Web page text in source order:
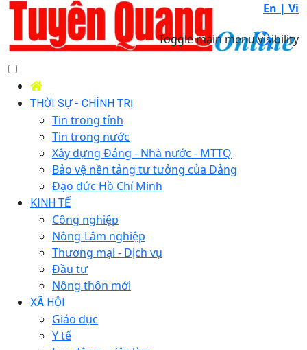
En | Vi
Toggle main menu visibility
THỜI SỰ - CHÍNH TRỊ
Tin trong tỉnh
Tin trong nước
Xây dựng Đảng - Nhà nước - MTTQ
Bảo vệ nền tảng tư tưởng của Đảng
Đạo đức Hồ Chí Minh
KINH TẾ
Công nghiệp
Nông-Lâm nghiệp
Thương mại - Dịch vụ
Đầu tư
Nông thôn mới
XÃ HỘI
Giáo dục
Y tế